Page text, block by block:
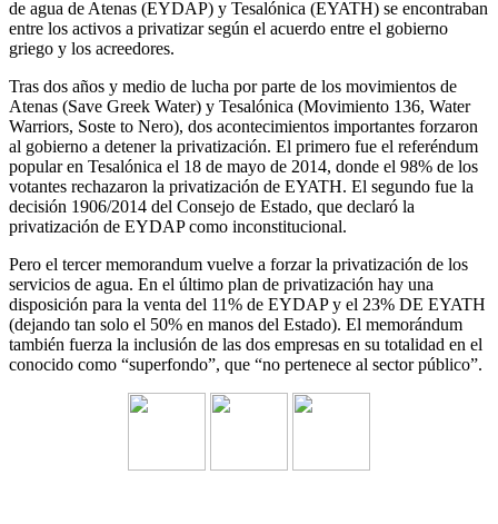
de agua de Atenas (EYDAP) y Tesalónica (EYATH) se encontraban
entre los activos a privatizar según el acuerdo entre el gobierno
griego y los acreedores.
Tras dos años y medio de lucha por parte de los movimientos de
Atenas (Save Greek Water) y Tesalónica (Movimiento 136, Water
Warriors, Soste to Nero), dos acontecimientos importantes forzaron
al gobierno a detener la privatización. El primero fue el referéndum
popular en Tesalónica el 18 de mayo de 2014, donde el 98% de los
votantes rechazaron la privatización de EYATH. El segundo fue la
decisión 1906/2014 del Consejo de Estado, que declaró la
privatización de EYDAP como inconstitucional.
Pero el tercer memorandum vuelve a forzar la privatización de los
servicios de agua. En el último plan de privatización hay una
disposición para la venta del 11% de EYDAP y el 23% DE EYATH
(dejando tan solo el 50% en manos del Estado). El memorándum
también fuerza la inclusión de las dos empresas en su totalidad en el
conocido como “superfondo”, que “no pertenece al sector público”.